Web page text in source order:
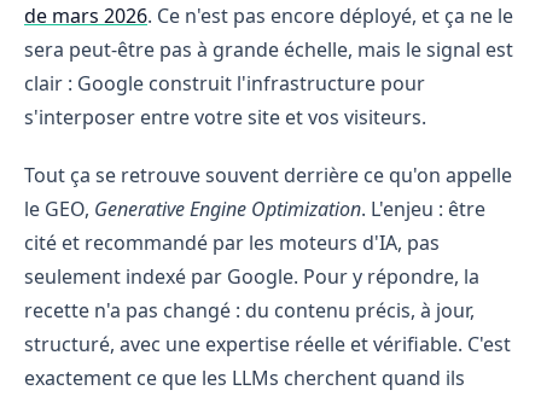
de mars 2026. Ce n'est pas encore déployé, et ça ne le
sera peut-être pas à grande échelle, mais le signal est
clair : Google construit l'infrastructure pour
s'interposer entre votre site et vos visiteurs.
Tout ça se retrouve souvent derrière ce qu'on appelle
le GEO, Generative Engine Optimization. L'enjeu : être
cité et recommandé par les moteurs d'IA, pas
seulement indexé par Google. Pour y répondre, la
recette n'a pas changé : du contenu précis, à jour,
structuré, avec une expertise réelle et vérifiable. C'est
exactement ce que les LLMs cherchent quand ils